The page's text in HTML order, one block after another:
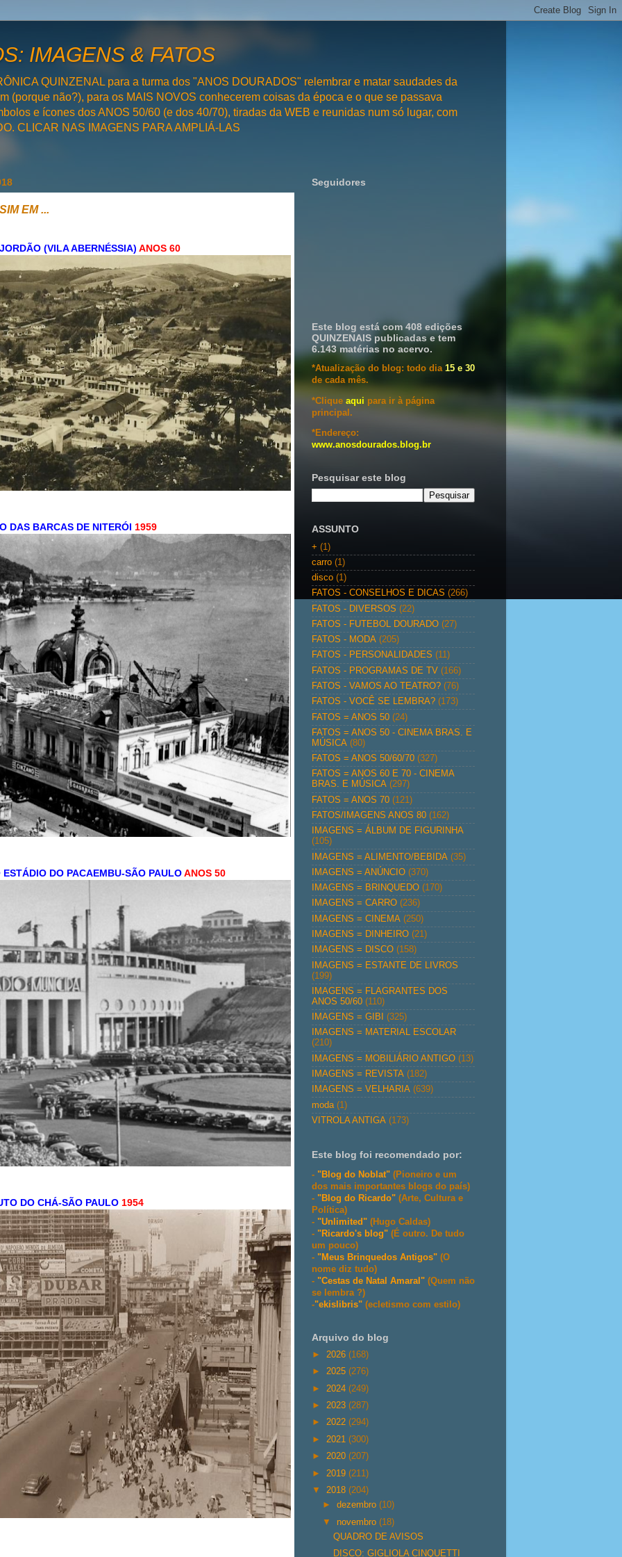
IMAGENS & FATOS
QUINZENAL para a turma dos "ANOS DOURADOS" relembrar e matar saudades da
(porque não?), para os MAIS NOVOS conhecerem coisas da época e o que se passava
e ícones dos ANOS 50/60 (e dos 40/70), tiradas da WEB e reunidas num só lugar, com
CLICAR NAS IMAGENS PARA AMPLIÁ-LAS
EM ...
(VILA ABERNÉSSIA) ANOS 60
DAS BARCAS DE NITERÓI 1959
DO PACAEMBU-SÃO PAULOANOS 50
DO CHÁ-SÃO PAULO 1954
Seguidores
Este blog está com 408 edições
QUINZENAIS publicadas e tem
6.143 matérias no acervo.
*Atualização do blog: todo dia 15 e 30
de cada mês.
*Clique aqui para ir à página
principal.
*Endereço:
www.anosdourados.blog.br
Pesquisar este blog
ASSUNTO
+ (1)
carro (1)
disco (1)
FATOS - CONSELHOS E DICAS (266)
FATOS - DIVERSOS (22)
FATOS - FUTEBOL DOURADO (27)
FATOS - MODA (205)
FATOS - PERSONALIDADES (11)
FATOS - PROGRAMAS DE TV (166)
FATOS - VAMOS AO TEATRO? (76)
FATOS - VOCÊ SE LEMBRA? (173)
FATOS = ANOS 50 (24)
FATOS = ANOS 50 - CINEMA BRAS. E
MÚSICA (80)
FATOS = ANOS 50/60/70 (327)
FATOS = ANOS 60 E 70 - CINEMA
BRAS. E MÚSICA (297)
FATOS = ANOS 70 (121)
FATOS/IMAGENS ANOS 80 (162)
IMAGENS = ÁLBUM DE FIGURINHA
(105)
IMAGENS = ALIMENTO/BEBIDA (35)
IMAGENS = ANÚNCIO (370)
IMAGENS = BRINQUEDO (170)
IMAGENS = CARRO (236)
IMAGENS = CINEMA (250)
IMAGENS = DINHEIRO (21)
IMAGENS = DISCO (158)
IMAGENS = ESTANTE DE LIVROS
(199)
IMAGENS = FLAGRANTES DOS
ANOS 50/60 (110)
IMAGENS = GIBI
(325)
IMAGENS = MATERIAL ESCOLAR
(210)
IMAGENS = MOBILIÁRIO ANTIGO (13)
IMAGENS = REVISTA (182)
IMAGENS = VELHARIA (639)
moda (1)
VITROLA ANTIGA (173)
Este blog foi recomendado por:
- "Blog do Noblat" (Pioneiro e um
dos mais importantes blogs do país)
- "Blog do Ricardo" (Arte, Cultura e
Política)
- "Unlimited" (Hugo Caldas)
- "Ricardo's blog" (É outro. De tudo
um pouco)
- "Meus Brinquedos Antigos" (O
nome diz tudo)
- "Cestas de Natal Amaral" (Quem não
se lembra ?)
-"ekislibris" (ecletismo com estilo)
Arquivo do blog
► 2026 (168)
► 2025 (276)
► 2024 (249)
► 2023 (287)
► 2022 (294)
► 2021 (300)
► 2020 (207)
► 2019 (211)
▼ 2018 (204)
►dezembro(10)
▼ novembro(18)
QUADRO DE AVISOS
DISCO: GIGLIOLA CINQUETTI